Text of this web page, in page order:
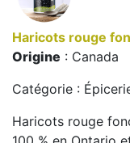
Haricots rouge
Origine : Canada
Catégorie :
Haricots rouge